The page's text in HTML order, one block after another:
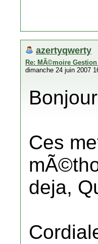
azertyqwerty
Re: MÃ©moire Gestion
dimanche 24 juin 2007
Ces
deja,